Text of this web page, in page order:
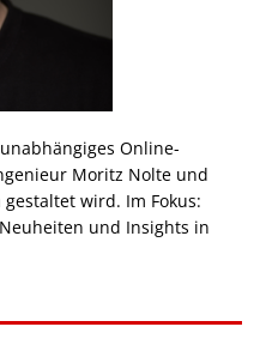
Online-
Moritz Nolte und
wird. Im Fokus:
und Insights in